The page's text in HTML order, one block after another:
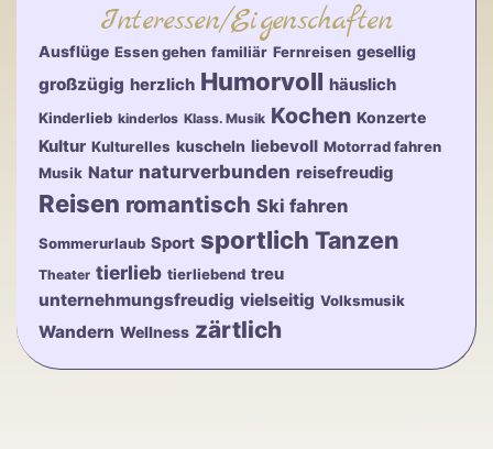
Interessen/Eigenschaften
Ausflüge Essen gehen familiär Fernreisen gesellig
großzügig herzlich Humorvoll häuslich
Kinderlieb kinderlos Klass. Musik Kochen Konzerte
Kultur Kulturelles kuscheln liebevoll Motorrad fahren
Musik Natur naturverbunden reisefreudig
Reisen romantisch Ski fahren
Sommerurlaub Sport sportlich Tanzen
Theater tierlieb tierliebend treu
unternehmungsfreudig vielseitig Volksmusik
Wandern Wellness zärtlich